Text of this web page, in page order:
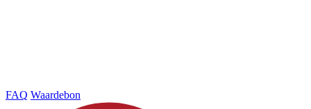
FAQ Waardebon